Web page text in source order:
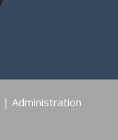
| Administration